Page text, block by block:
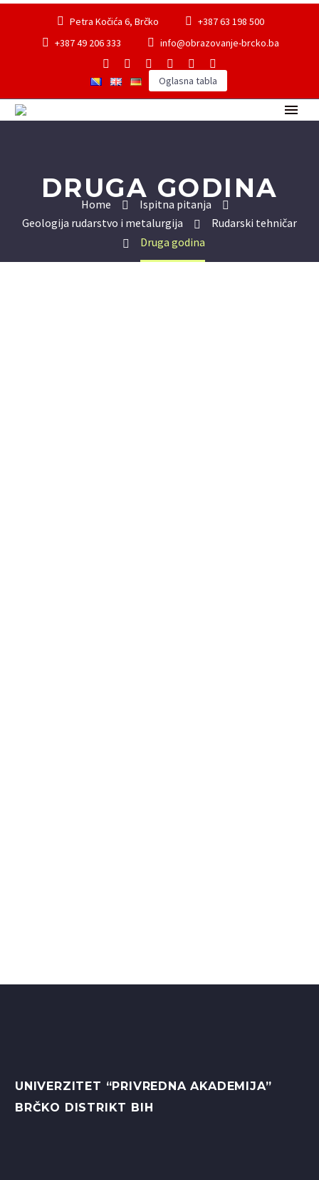
Petra Kočića 6, Brčko
+387 63 198 500
+387 49 206 333
info@obrazovanje-brcko.ba
Oglasna tabla
DRUGA GODINA
Home
Ispitna pitanja
Geologija rudarstvo i metalurgija
Rudarski tehničar
Druga godina
UNIVERZITET “PRIVREDNA AKADEMIJA”
BRČKO DISTRIKT BIH